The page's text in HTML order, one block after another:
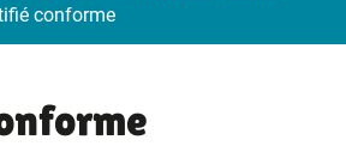
conforme